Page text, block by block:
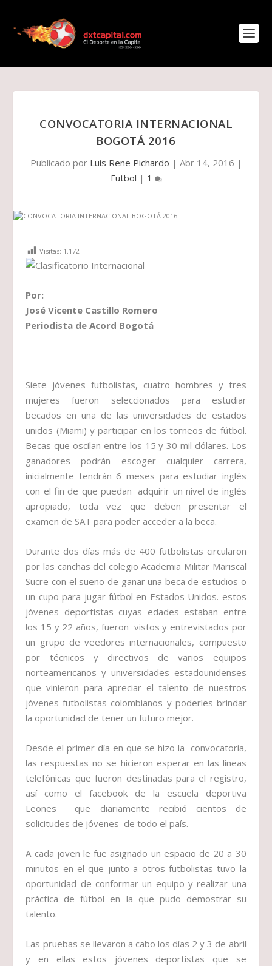
CONVOCATORIA INTERNACIONAL
BOGOTÁ 2016
Publicado por Luis Rene Pichardo | Abr 14, 2016 |
Futbol | 1
Visitas: 1.172
Por:
José Vicente Castillo Romero
Periodista de Acord Bogotá
Siete jóvenes futbolistas, cuatro hombres y tres
mujeres fueron seleccionados para estudiar
becados en una de las universidades de estados
unidos (Miami) y participar en los torneos de fútbol.
Becas que oscilan entre los 15 y 30 mil dólares. Los
ganadores podrán escoger cualquier carrera,
inicialmente tendrán 6 meses para estudiar inglés
con el fin de que puedan adquirir un nivel de inglés
apropiado, toda vez que deben presentar el
examen de SAT para poder acceder a la beca.
Durante dos días más de 400 futbolistas circularon
por las canchas del colegio Academia Militar Mariscal
Sucre con el sueño de ganar una beca de estudios o
un cupo para jugar fútbol en Estados Unidos. estos
jóvenes deportistas cuyas edades estaban entre
los 15 y 22 años, fueron vistos y entrevistados por
un grupo de veedores internacionales, compuesto
por técnicos y directivos de varios equipos
norteamericanos y universidades estadounidenses
que vinieron para apreciar el talento de nuestros
jóvenes futbolistas colombianos y poderles brindar
la oportunidad de tener un futuro mejor.
Desde el primer día en que se hizo la convocatoria,
las respuestas no se hicieron esperar en las líneas
telefónicas que fueron destinadas para el registro,
así como el facebook de la escuela deportiva
Leones que diariamente recibió cientos de
solicitudes de jóvenes de todo el país.
A cada joven le fue asignado un espacio de 20 a 30
minutos en el que junto a otros futbolistas tuvo la
oportunidad de conformar un equipo y realizar una
práctica de fútbol en la que pudo demostrar su
talento.
Las pruebas se llevaron a cabo los días 2 y 3 de abril
y en ellas estos jóvenes deportistas que se